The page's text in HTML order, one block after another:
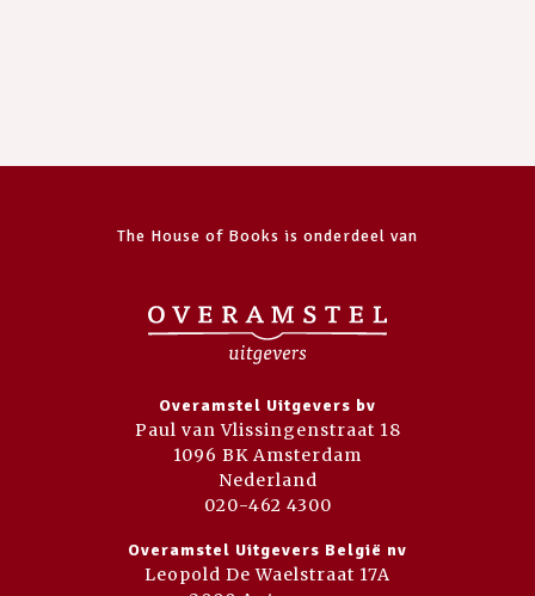
The House of Books is onderdeel van
Overamstel Uitgevers bv
Paul van Vlissingenstraat 18
1096 BK Amsterdam
Nederland
020-462 4300
Overamstel Uitgevers België nv
Leopold De Waelstraat 17A